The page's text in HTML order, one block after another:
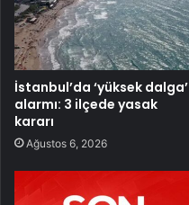
İstanbul’da ‘yüksek dalga’
alarmı: 3 ilçede yasak
kararı
Ağustos 6, 2026